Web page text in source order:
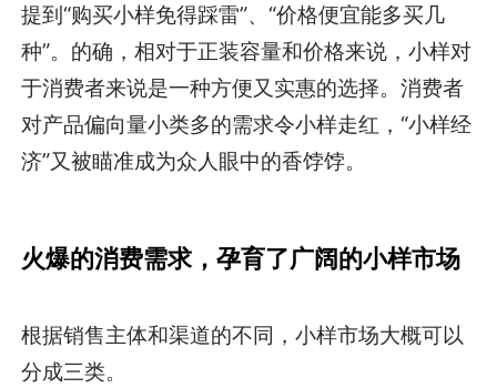
提到“购买小样免得踩雷”、“价格便宜能多买几
种”。的确，相对于正装容量和价格来说，小样对
于消费者来说是一种方便又实惠的选择。消费者
对产品偏向量小类多的需求令小样走红，“小样经
济”又被瞄准成为众人眼中的香饽饽。
火爆的消费需求，孕育了广阔的小样市场
根据销售主体和渠道的不同，小样市场大概可以
分成三类。